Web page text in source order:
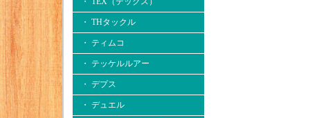
・ THタックル
・ ティムコ
・ テッケルルアー
・ デプス
・ デュエル